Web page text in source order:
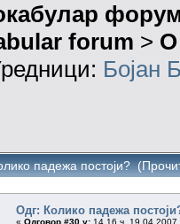
forum > О
Бојан
падежа постоји?
Одг: Колико падежа
« Одговор #30 у: 14.16 ч.